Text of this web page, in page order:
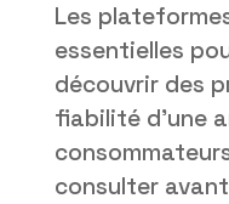
Les
essentielles
découvrir des
fiabilité d’une
consulter